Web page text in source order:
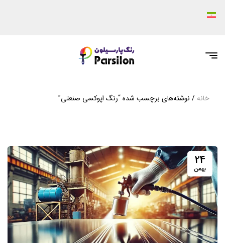
خانه / نوشته‌های برچسب شده “رنگ اپوکسی صنعتی”
24
بهمن